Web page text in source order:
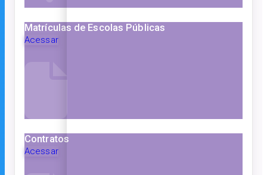
Matrículas de Escolas Públicas
Acessar
Contratos
Acessar